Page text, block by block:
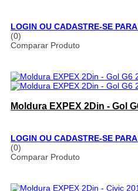
LOGIN OU CADASTRE-SE
(0)
Comparar Produto
Moldura EXPEX 2Din - Gol
LOGIN OU CADASTRE-SE
(0)
Comparar Produto